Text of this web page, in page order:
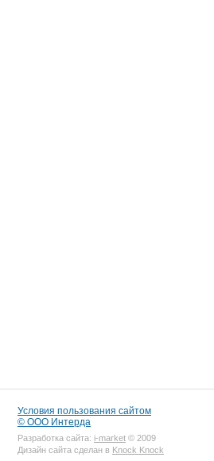
Условия пользования сайтом
© ООО Интерда
Разработка сайта: i-market © 2009
Дизайн сайта сделан в Knock Knock